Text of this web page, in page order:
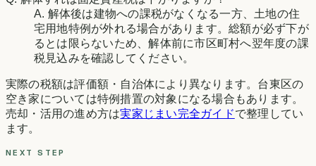
A. 解体後は建物への課税がなくなる一方、土地の住
宅用地特例が外れる場合があります。総額が必ず下が
るとは限らないため、解体前に市区町村へ翌年度の課
税見込みを確認してください。
実際の税額は評価額・自治体により異なります。 台東区の
空き家については特例措置の対象になる場合もあります。
売却・活用の進め方は実家じまい完全ガイドで整理してい
ます。
NEXT STEP